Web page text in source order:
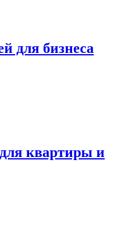
для бизнеса
квартиры и